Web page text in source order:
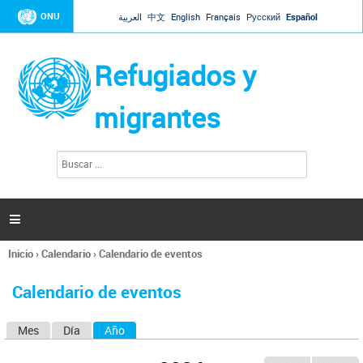
Jump to navigation
ONU العربية 中文 English Français Русский Español
Refugiados y
migrantes
l
s

Se
usted
Inicio›Calendario›Calendario de eventos
Calendario de eventos
Mes Día Año